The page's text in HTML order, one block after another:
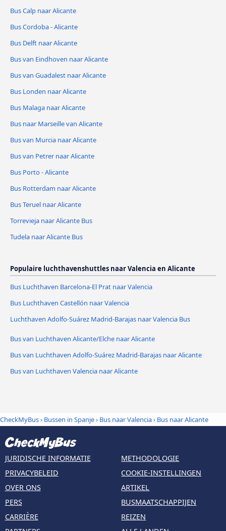
Bus Calp naar Alicante
Bus Cordoba - Alicante
Bus Delft naar Alicante
Bus van Eindhoven naar Alicante
Bus van Guadalest naar Alicante
Bus Londen naar Alicante
Bus Malaga naar Alicante
Bus naar Marseille van Alicante
Bus van Murcia naar Alicante
Bus van Petrer naar Alicante
Bus Porto - Alicante
Bus Rotterdam naar Alicante
Bus Teruel naar Alicante
Torrevieja naar Alicante Bus
Tudela naar Alicante Bus
Populaire luchthavenshuttles naar Valencia en Alicante
Bus Luchthaven Barcelona-El Prat naar Valencia
Bus Luchthaven Castellón naar Valencia
Luchthaven Adolfo-Suárez Madrid-Barajas naar Valencia Bus
Bus van Luchthaven Alicante/Elche naar Alicante
Bus van Luchthaven Adolfo-Suárez Madrid-Barajas naar Alicante
Bus van Luchthaven Valencia naar Alicante
CheckMyBus› Bussen in Spanje› Bus naar Valencia› Bus naar Alicante
JURIDISCHE INFORMATIE
PRIVACYBELEID
OVER ONS
PERS
CARRIÈRE
METHODOLOGIE
COOKIE-INSTELLINGEN
ARTIKEL
BUSMAATSCHAPPIJEN
REIZEN